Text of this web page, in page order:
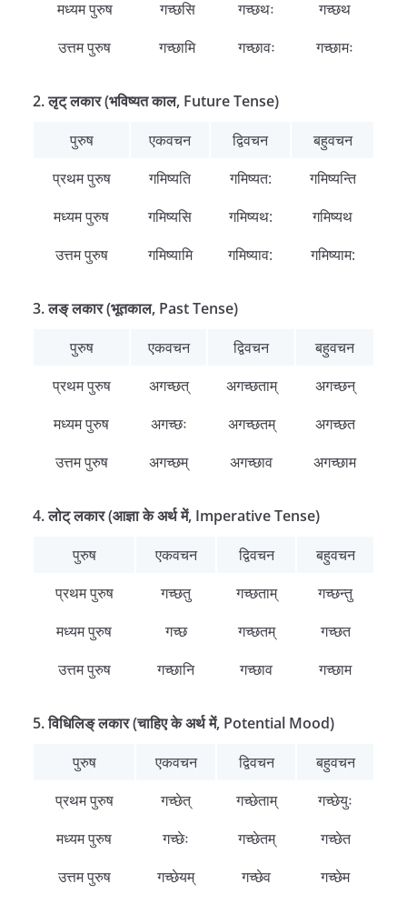
मध्यम पुरुष
गच्छसि गच्छथः
गच्छथ
उत्तम पुरुष
गच्छामि गच्छावः गच्छामः
2. लृट् लकार (भविष्यत काल, Future Tense)
पुरुष
एकवचन द्विवचन
बहुवचन
प्रथम पुरुष
गमिष्यति गमिष्यत:
गमिष्यन्ति
मध्यम पुरुष
गमिष्यसि गमिष्यथ:
गमिष्यथ
उत्तम पुरुष
गमिष्यामि गमिष्याव: गमिष्याम:
3. लङ् लकार (भूतकाल, Past Tense)
पुरुष
एकवचन द्विवचन
बहुवचन
प्रथम पुरुष
अगच्छत् अगच्छताम्
अगच्छन्
मध्यम पुरुष
अगच्छः अगच्छतम्
अगच्छत
उत्तम पुरुष
अगच्छम् अगच्छाव अगच्छाम
4. लोट् लकार (आज्ञा के अर्थ में, Imperative Tense)
पुरुष
एकवचन द्विवचन
बहुवचन
प्रथम पुरुष
गच्छतु गच्छताम्
गच्छन्तु
मध्यम पुरुष
गच्छ गच्छतम्
गच्छत
उत्तम पुरुष
गच्छानि गच्छाव गच्छाम
5. विधिलिङ् लकार (चाहिए के अर्थ में, Potential Mood)
पुरुष
एकवचन द्विवचन
बहुवचन
प्रथम पुरुष
गच्छेत् गच्छेताम्
गच्छेयुः
मध्यम पुरुष
गच्छेः गच्छेतम्
गच्छेत
उत्तम पुरुष
गच्छेयम् गच्छेव गच्छेम